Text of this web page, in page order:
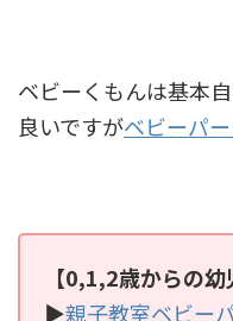
ベビーくもんは基本
良いですがベビーパ
【0,1,2歳からの幼
▶親子教室ベビー